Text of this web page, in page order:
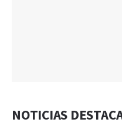
NOTICIAS